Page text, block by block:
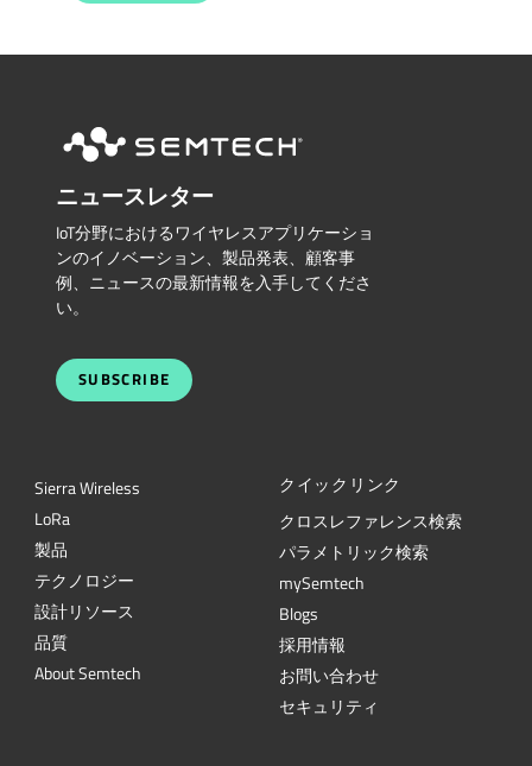
ニュースレター
IoT分野におけるワイヤレスアプリケーショ
ンのイノベーション、製品発表、顧客事
例、ニュースの最新情報を入手してくださ
い。
SUBSCRIBE
Sierra Wireless
LoRa
製品
テクノロジー
設計リソース
品質
About Semtech
クイックリンク
クロスレファレンス検索
パラメトリック検索
mySemtech
Blogs
採用情報
お問い合わせ
セキュリティ